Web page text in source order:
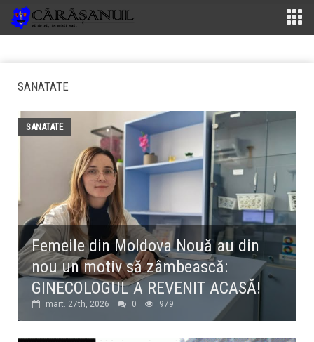
SANATATE
Femeile din Moldova Nouă au din
nou un motiv să zâmbească:
GINECOLOGUL A REVENIT ACASĂ!
SANATATE
mart. 27th, 2026 0 979